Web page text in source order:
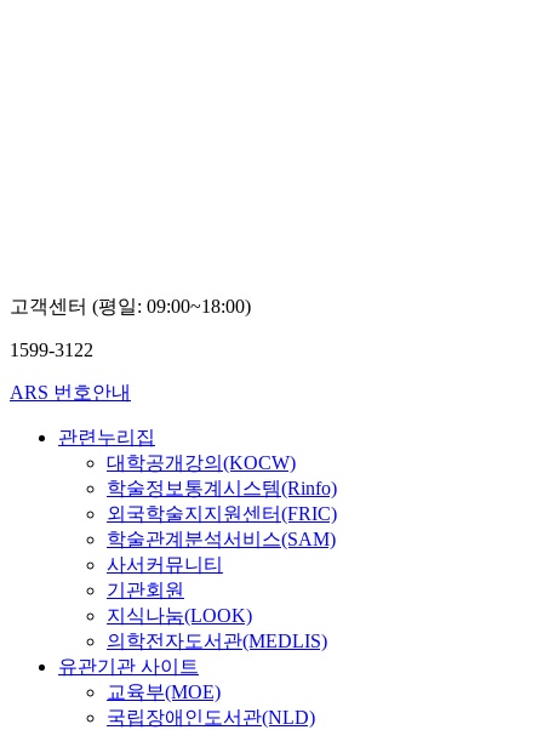
고객센터 (평일: 09:00~18:00)
1599-3122
ARS 번호안내
관련누리집
대학공개강의(KOCW)
학술정보통계시스템(Rinfo)
외국학술지지원센터(FRIC)
학술관계분석서비스(SAM)
사서커뮤니티
기관회원
지식나눔(LOOK)
의학전자도서관(MEDLIS)
유관기관 사이트
교육부(MOE)
국립장애인도서관(NLD)